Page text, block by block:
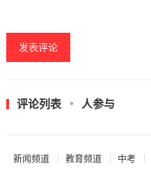
评论列表 人参与
新闻频道 教育频道 中考